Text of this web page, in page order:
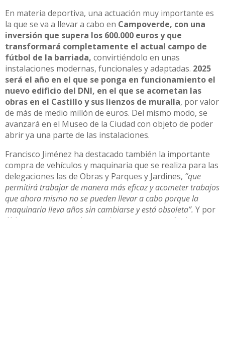
En materia deportiva, una actuación muy importante es
la que se va a llevar a cabo en Campoverde, con una
inversión que supera los 600.000 euros y que
transformará completamente el actual campo de
fútbol de la barriada, convirtiéndolo en unas
instalaciones modernas, funcionales y adaptadas. 2025
será el año en el que se ponga en funcionamiento el
nuevo edificio del DNI, en el que se acometan las
obras en el Castillo y sus lienzos de muralla, por valor
de más de medio millón de euros. Del mismo modo, se
avanzará en el Museo de la Ciudad con objeto de poder
abrir ya una parte de las instalaciones.
Francisco Jiménez ha destacado también la importante
compra de vehículos y maquinaria que se realiza para las
delegaciones las de Obras y Parques y Jardines, “que
permitirá trabajar de manera más eficaz y acometer trabajos
que ahora mismo no se pueden llevar a cabo porque la
maquinaria lleva años sin cambiarse y está obsoleta”. Y por
último, aunque quedan muchos proyectos más de menor